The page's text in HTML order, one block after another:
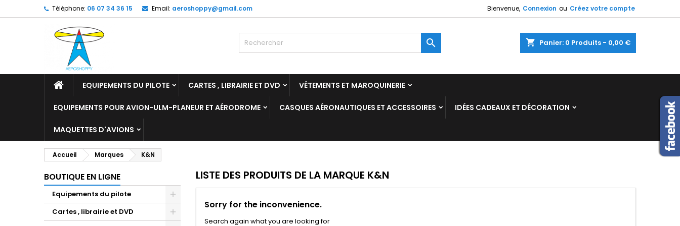
Téléphone: 06 07 34 36 15 Email: aeroshoppy@gmail.com Bienvenue, Connexion ou Créez votre compte
shopping_cart Panier: 0 Produits - 0,00 €

EQUIPEMENTS DU PILOTE CARTES , LIBRAIRIE ET DVD VÊTEMENTS ET MAROQUINERIE
EQUIPEMENTS POUR AVION-ULM-PLANEUR ET AÉRODROME CASQUES AÉRONAUTIQUES ET ACCESSOIRES IDÉES CADEAUX ET DÉCORATION
MAQUETTES D'AVIONS
Accueil Marques K&N
BOUTIQUE EN LIGNE
Equipements du pilote
Cartes , librairie et DVD
LISTE DES PRODUITS DE LA MARQUE K&N
Sorry for the inconvenience.
Search again what you are looking for
My wishlists
Create new list
((modalTitle))
((confirmMessage))
((cancelText)) ((modalDeleteText))
Créer une liste d'envies
Annuler Créer une liste d'envies
Connexion
Vous devez être connecté pour ajouter des produits à votre liste
Connexion